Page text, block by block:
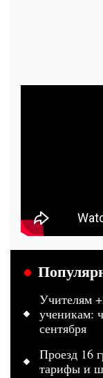
Учителям
ученикам:
сентября
Проезд 16
тарифы и